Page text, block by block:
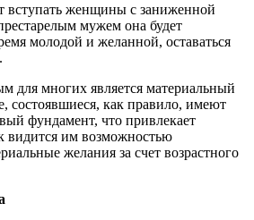
вступать женщины с заниженной
мужем она будет
молодой и желанной, оставаться
для многих является материальный
состоявшиеся, как правило, имеют
фундамент, что привлекает
им возможностью
желания за счет возрастного